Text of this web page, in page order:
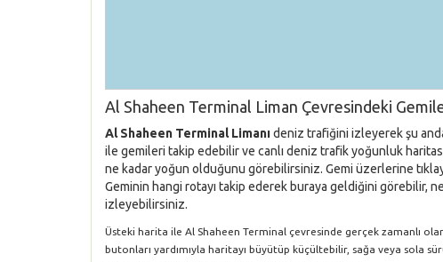
Al Shaheen Terminal Liman Çevresindeki
Al Shaheen Terminal Limanıdeniz trafiğini izleyerek şu
ile gemileri takip edebilir ve canlı deniz trafik yoğunluk
ne kadar yoğun olduğunu görebilirsiniz. Gemi üzerlerine
Geminin hangi rotayı takip ederek buraya geldiğini görebilir,
izleyebilirsiniz.
Üsteki harita ile Al Shaheen Terminal çevresinde gerçek zamanlı
butonları yardımıyla haritayı büyütüp küçültebilir, sağa veya sola